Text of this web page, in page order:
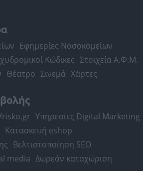
Εφημερίες Νοσοκομείων
Κώδικες Στοιχεία Α.Φ.Μ.
Θέατρο Σινεμά Χάρτες
Υπηρεσίες Digital Marketing
Κατασκευή eshop
Βελτιστοποίηση SEO
media Δωρεάν καταχώριση